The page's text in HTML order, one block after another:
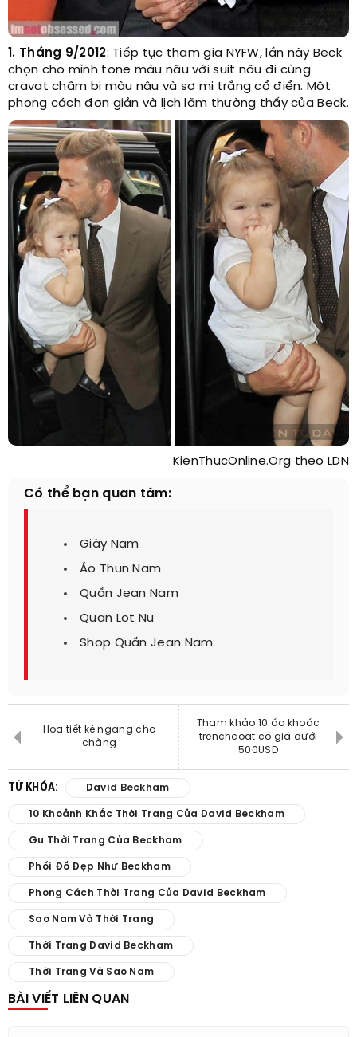
1. Tháng 9/2012: Tiếp tục tham gia NYFW, lần này Beck
chọn cho mình tone màu nâu với suit nâu đi cùng
cravat chấm bi màu nâu và sơ mi trắng cổ điển. Một
phong cách đơn giản và lịch lãm thường thấy của Beck.
KienThucOnline.Org theo LDN
Có thể bạn quan tâm:
Giày Nam
Áo Thun Nam
Quần Jean Nam
Quan Lot Nu
Shop Quần Jean Nam
Họa tiết kẻ ngang cho
chàng
Tham khảo 10 áo khoác
trenchcoat có giá dưới
500USD
TỪ KHÓA: David Beckham
10 Khoảnh Khắc Thời Trang Của David Beckham
Gu Thời Trang Của Beckham
Phối Đồ Đẹp Như Beckham
Phong Cách Thời Trang Của David Beckham
Sao Nam Và Thời Trang
Thời Trang David Beckham
Thời Trang Và Sao Nam
BÀI VIẾT LIÊN QUAN